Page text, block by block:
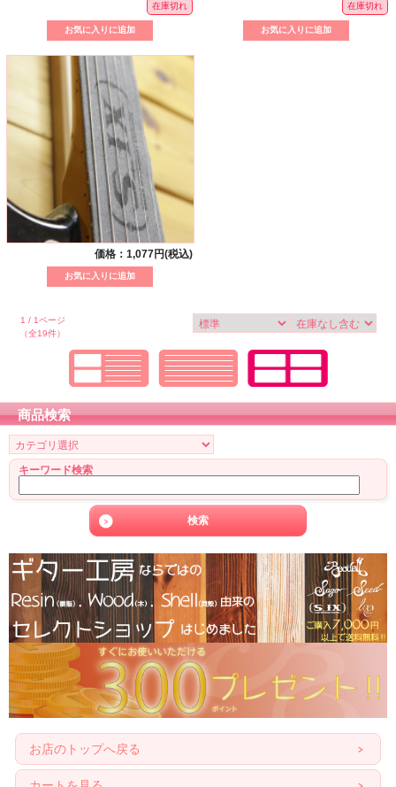
在庫切れ 在庫切れ
価格：1,077円(税込)
1 / 1ページ
（全19件）
商品検索
キーワード検索
お店のトップへ戻る